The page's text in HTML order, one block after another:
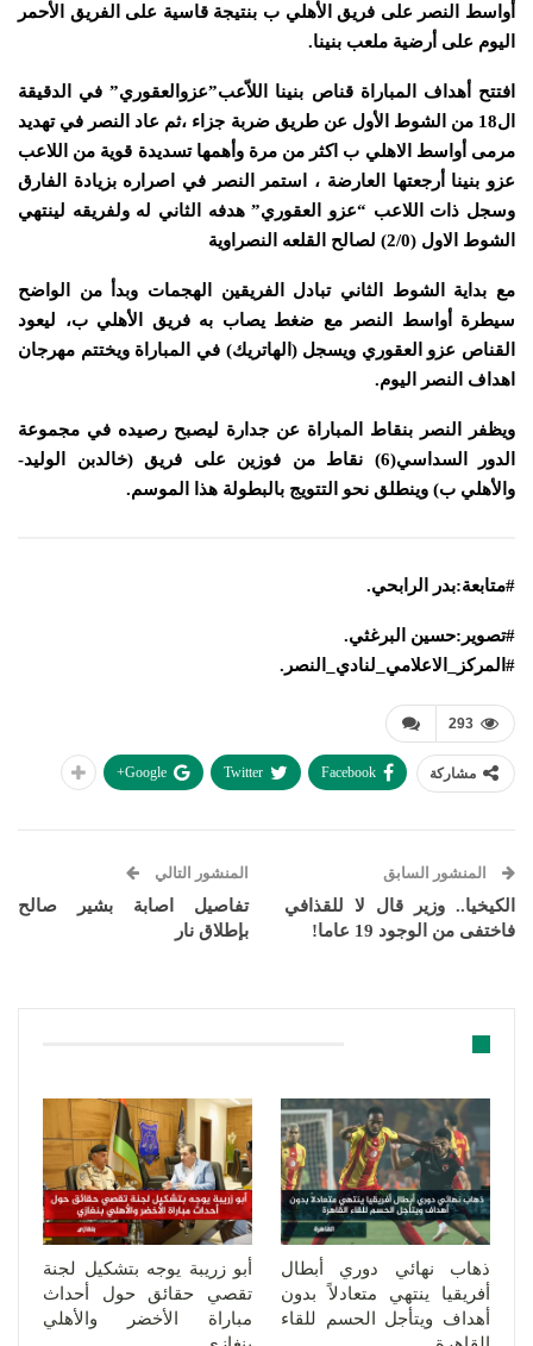
أواسط النصر على فريق الأهلي ب بنتيجة قاسية على الفريق الأحمر
اليوم على أرضية ملعب بنينا.
افتتح أهداف المباراة قناص بنينا اللاّعب”عزوالعقوري” في الدقيقة
ال18 من الشوط الأول عن طريق ضربة جزاء ،ثم عاد النصر في تهديد
مرمى أواسط الاهلي ب اكثر من مرة وأهمها تسديدة قوية من اللاعب
عزو بنينا أرجعتها العارضة ، استمر النصر في اصراره بزيادة الفارق
وسجل ذات اللاعب “عزو العقوري” هدفه
الثاني له ولفريقه لينتهي
الشوط الاول (2/0) لصالح القلعه النصراوية
مع بداية الشوط الثاني تبادل الفريقين الهجمات وبدأ من الواضح
سيطرة أواسط النصر مع ضغط يصاب به فريق الأهلي ب، ليعود
القناص عزو العقوري ويسجل (الهاتريك) في المباراة ويختتم مهرجان
اهداف النصر اليوم.
ويظفر النصر بنقاط المباراة عن جدارة ليصبح رصيده في مجموعة
الدور السداسي(6) نقاط من فوزين على فريق (خالدبن الوليد-
والأهلي ب) وينطلق نحو التتويج بالبطولة هذا الموسم.
#متابعة:بدر الرابحي.
#تصوير :حسين البرغثي.
# المركز_الاعلامي_لنادي_النصر .
293
مشاركة Facebook
Twitter
Google+
المنشور السابق
الكيخيا.. وزير قال لا للقذافي
فاختفى من الوجود 19 عاما!
المنشور التالي
تفاصيل اصابة بشير صالح
بإطلاق نار
ذهاب نهائي دوري أبطال
أفريقيا ينتهي متعادلاً بدون
أهداف ويتأجل الحسم للقاء
أبو زريبة يوجه بتشكيل لجنة
تقصي حقائق حول أحداث
مباراة الأخضر والأهلي